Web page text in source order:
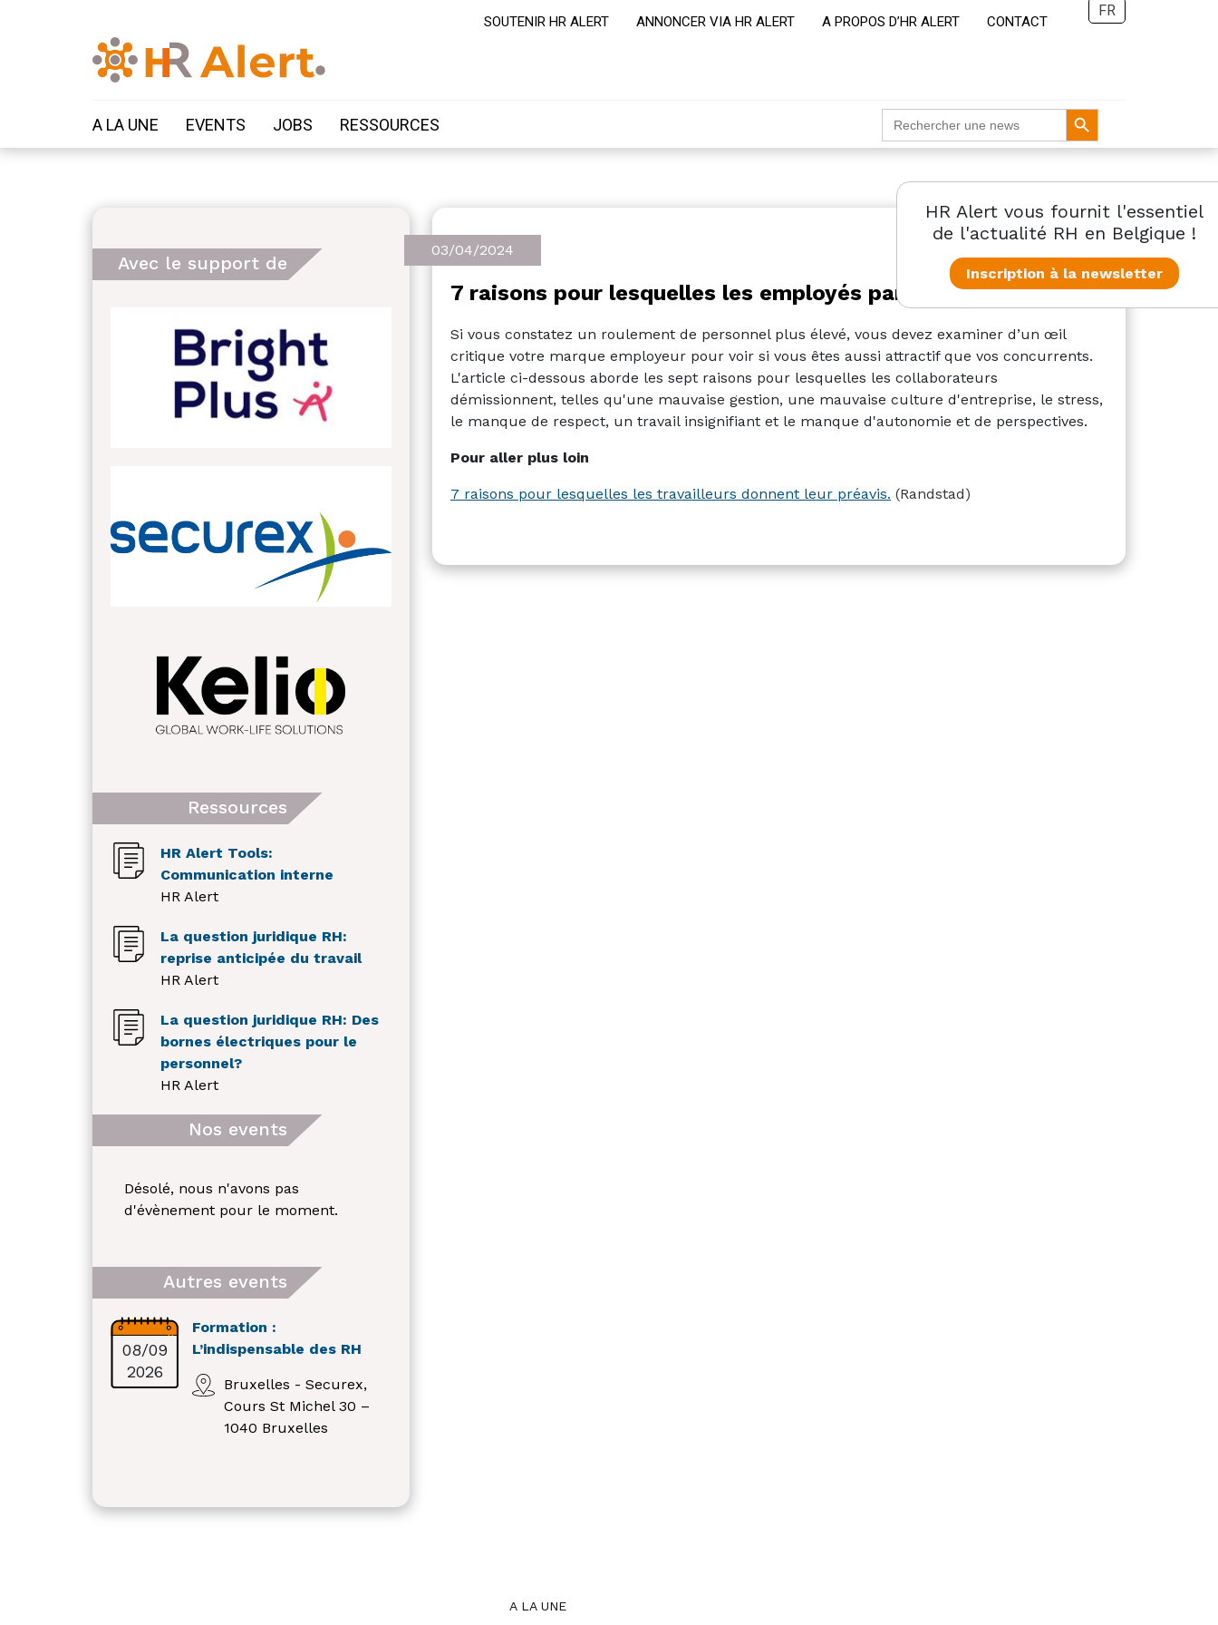
SOUTENIR HR ALERT ANNONCER VIA HR ALERT A PROPOS D’HR ALERT CONTACT
FR
A LA UNE EVENTS JOBS RESSOURCES
Search
for:
Search Button
Avec le support de
Ressources
HR Alert Tools:
Communication interne
HR Alert
La question juridique RH:
reprise anticipée du travail
HR Alert
La question juridique RH: Des
bornes électriques pour le
personnel?
HR Alert
Nos events
Désolé, nous n'avons pas
d'évènement pour le moment.
Autres events
08/09
2026
Formation :
L’indispensable des RH
Bruxelles - Securex,
Cours St Michel 30 –
1040 Bruxelles
HR Alert vous fournit l'essentiel
de l'actualité RH en Belgique !
Inscription à la newsletter
03/04/2024
7 raisons pour lesquelles les employés partent
Si vous constatez un roulement de personnel plus élevé, vous devez examiner d’un œil
critique votre marque employeur pour voir si vous êtes aussi attractif que vos concurrents.
L'article ci-dessous aborde les sept raisons pour lesquelles les collaborateurs
démissionnent, telles qu'une mauvaise gestion, une mauvaise culture d'entreprise, le stress,
le manque de respect, un travail insignifiant et le manque d'autonomie et de perspectives.
Pour aller plus loin
7 raisons pour lesquelles les travailleurs donnent leur préavis. (Randstad)
A LA UNE